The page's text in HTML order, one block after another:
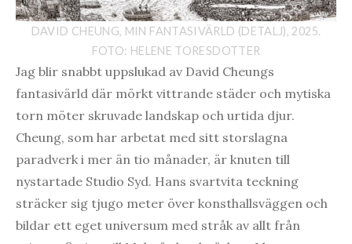
DAVID CHEUNG, MIN FANTASIVÄRLD (DETALJ), 2025.
FOTO: HELENE TORESDOTTER
Jag blir snabbt uppslukad av David Cheungs
fantasivärld där mörkt vittrande städer och mytiska
torn möter skruvade landskap och urtida djur.
Cheung, som har arbetat med sitt storslagna
paradverk i mer än tio månader, är knuten till
nystartade Studio Syd. Hans svartvita teckning
sträcker sig tjugo meter över konsthallsväggen och
bildar ett eget universum med stråk av allt från